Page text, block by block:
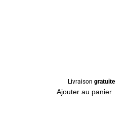
Livraison gratuite
Ajouter au panier